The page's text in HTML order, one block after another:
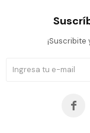
